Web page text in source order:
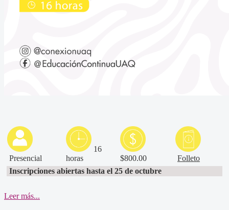
Presencial
16
horas
$800.00
Folleto
Inscripciones abiertas hasta el 25 de octubre
Leer más...